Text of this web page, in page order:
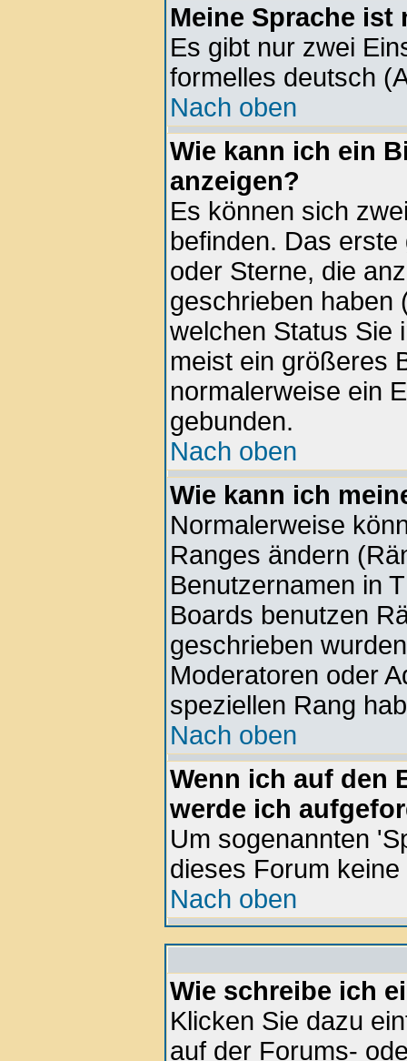
Meine Sprache
Es gibt nur zwei
formelles deutsch
Nach oben
Wie kann ich ein
anzeigen?
Es können sich
befinden. Das
oder Sterne, die
geschrieben haben
welchen Status Sie
meist ein größeres
normalerweise ein
gebunden.
Nach oben
Wie kann ich
Normalerweise
Ranges ändern
Benutzernamen in
Boards benutzen
geschrieben
Moderatoren oder
speziellen Rang
Nach oben
Wenn ich auf den
werde ich
Um sogenannten
dieses Forum
Nach oben
Wie schreibe ich
Klicken Sie dazu
auf der Forums-